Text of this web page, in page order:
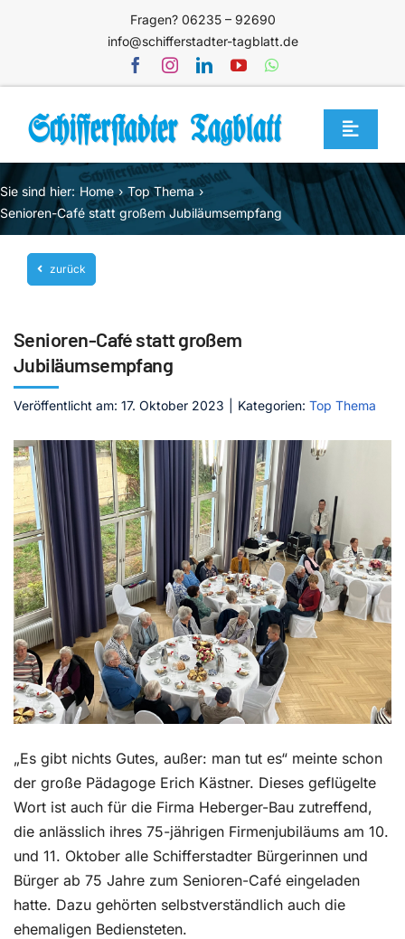
Fragen? 06235 – 92690
info@schifferstadter-tagblatt.de
Toggle
Home
Themen
Blog
Unternehmen
Mediathek
Jetzt abonnieren
Sie sind hier: Home
Top Thema
Senioren-Café statt großem Jubiläumsempfang
zurück
Senioren-Café statt großem
Jubiläumsempfang
Veröffentlicht am: 17. Oktober 2023 Kategorien: Top Thema
„Es gibt nichts Gutes, außer: man tut es“ meinte schon
der große Pädagoge Erich Kästner. Dieses geflügelte
Wort ist auch für die Firma Heberger-Bau zutreffend,
die anlässlich ihres 75-jährigen Firmenjubiläums am 10.
und 11. Oktober alle Schifferstadter Bürgerinnen und
Bürger ab 75 Jahre zum Senioren-Café eingeladen
hatte. Dazu gehörten selbstverständlich auch die
ehemaligen Bediensteten.